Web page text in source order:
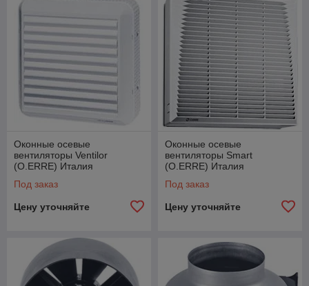
Оконные осевые
вентиляторы Ventilor
(O.ERRE) Италия
Под заказ
Цену уточняйте
Оконные осевые
вентиляторы Smart
(O.ERRE) Италия
Под заказ
Цену уточняйте